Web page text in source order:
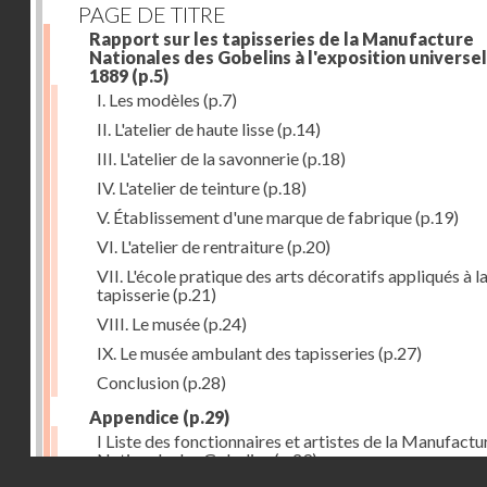
PAGE DE TITRE
Rapport sur les tapisseries de la Manufacture
Nationales des Gobelins à l'exposition
1889 (p.5)
I. Les modèles (p.7)
II. L'atelier de haute lisse(p.14)
III. L'atelier de la savonnerie(p.18)
IV. L'atelier de teinture(p.18)
V. Établissement d'une marque de fabrique(p.19)
VI. L'atelier de rentraiture(p.20)
VII. L'école pratique des arts décoratifs appliqués à la
tapisserie(p.21)
VIII. Le musée(p.24)
IX. Le musée ambulant des tapisseries (p.27)
Conclusion(p.28)
Appendice (p.29)
I Liste des fonctionnaires et artistes de la
Nationale des Gobelins(p.29)